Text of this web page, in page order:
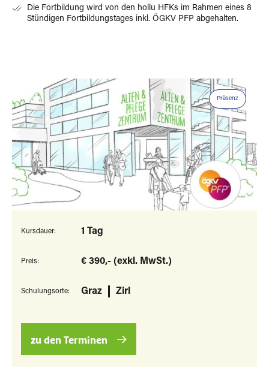
Die Fortbildung wird von den hollu HFKs im Rahmen eines 8
Stündigen Fortbildungstages inkl. ÖGKV PFP abgehalten.
Präsenz
Kursdauer: 1 Tag
Preis: € 390,- (exkl. MwSt.)
Schulungsorte: Graz Zirl
zu den Terminen